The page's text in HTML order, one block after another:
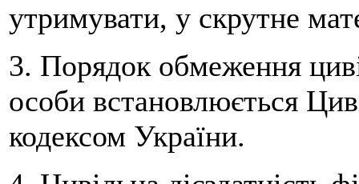
утримувати, у скрутне
3. Порядок обмеження
особи встановлюється
кодексом України.